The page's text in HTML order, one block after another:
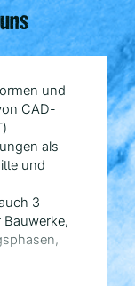
und
CAD-
als
und
3-
Bauwerke,